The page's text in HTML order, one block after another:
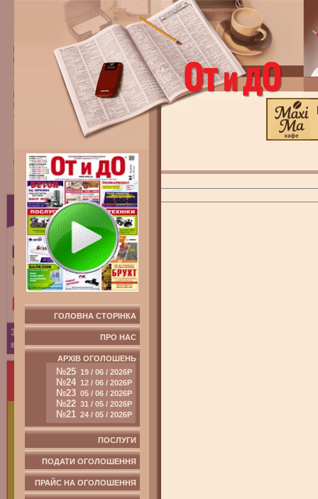
ГОЛОВНА СТОРІНКА
ПРО НАС
АРХІВ ОГОЛОШЕНЬ
№25 19 / 06 / 2026Р
№24 12 / 06 / 2026Р
№23 05 / 06 / 2026Р
№22 31 / 05 / 2026Р
№21 24 / 05 / 2026Р
ПОСЛУГИ
ПОДАТИ ОГОЛОШЕННЯ
ПРАЙС НА ОГОЛОШЕННЯ